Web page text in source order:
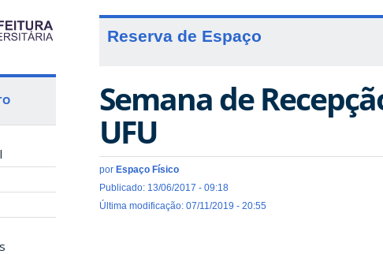
Reserva de Espaço
Semana de
UFU
por Espaço Físico
Publicado: 13/06/2017 - 09:18
Última modificação: 07/11/2019 - 20:55